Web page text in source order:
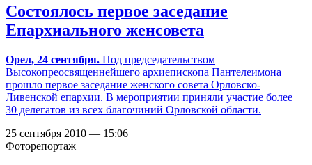
Состоялось первое заседание
Епархиального женсовета
Орел, 24 сентября. Под председательством
Высокопреосвященнейшего архиепископа Пантелеимона
прошло первое заседание женского совета Орловско-
Ливенской епархии. В мероприятии приняли участие более
30 делегатов из всех благочиний Орловской области.
25 сентября 2010 — 15:06
Фоторепортаж